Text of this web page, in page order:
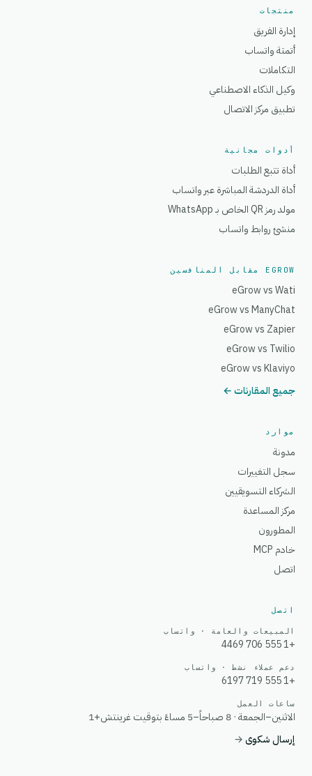
منتجات
إدارة الفريق
أتمتة واتساب
التكاملات
وكيل الذكاء الاصطناعي
تطبيق مركز الاتصال
أدوات مجانية
أداة تتبع الطلبات
أداة الدردشة المباشرة عبر واتساب
مولد رمز QR الخاص بـ WhatsApp
منشئ روابط واتساب
EGROW مقابل المنافسين
eGrow vs Wati
eGrow vs ManyChat
eGrow vs Zapier
eGrow vs Twilio
eGrow vs Klaviyo
جميع المقارنات ←
موارد
مدونة
سجل التغييرات
الشركاء التسويقيين
مركز المساعدة
المطورون
خادم MCP
اتصل
اتصل
المبيعات والعامة · واتساب
+1 555 706 4469
دعم عملاء نشط · واتساب
+1 555 719 6197
ساعات العمل
الاثنين–الجمعة · 8 صباحاً–5 مساءً بتوقيت غرينتش+1
إرسال شكوى→